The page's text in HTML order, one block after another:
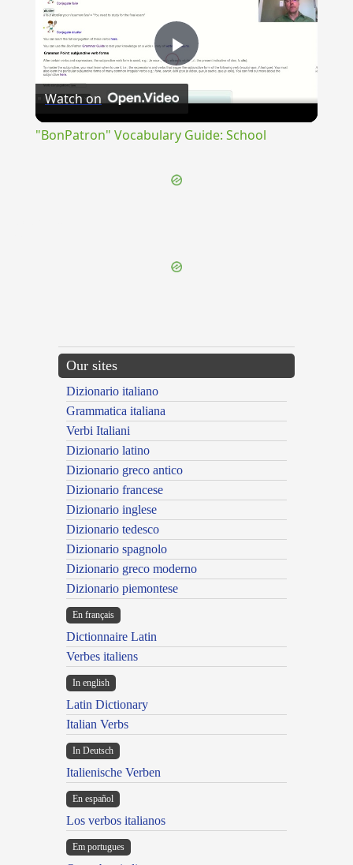
Play
Watch on
"BonPatron" Vocabulary Guide: School
Our sites
Dizionario italiano
Grammatica italiana
Verbi Italiani
Dizionario latino
Dizionario greco antico
Dizionario francese
Dizionario inglese
Dizionario tedesco
Dizionario spagnolo
Dizionario greco moderno
Dizionario piemontese
En français
Dictionnaire Latin
Verbes italiens
In english
Latin Dictionary
Italian Verbs
In Deutsch
Italienische Verben
En español
Los verbos italianos
Em portugues